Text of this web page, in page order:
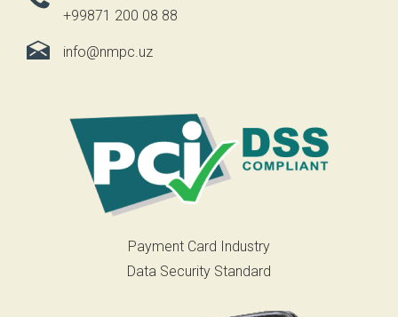
+99871 200 08 88
info@nmpc.uz
Payment Card Industry
Data Security Standard